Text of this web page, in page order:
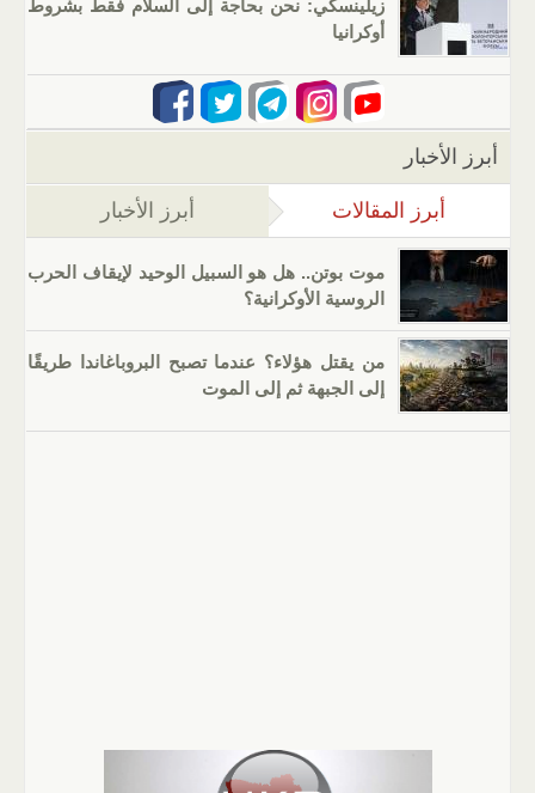
زيلينسكي: نحن بحاجة إلى السلام فقط بشروط
أوكرانيا
أبرز الأخبار
أبرز المقالات (علامة التبويب النشطة)
أبرز الأخبار
موت بوتن.. هل هو السبيل الوحيد لإيقاف الحرب
الروسية الأوكرانية؟
من يقتل هؤلاء؟ عندما تصبح البروباغاندا طريقًا
إلى الجبهة ثم إلى الموت